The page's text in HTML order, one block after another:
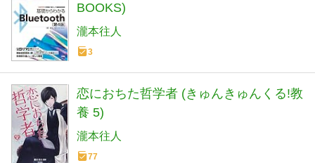
BOOKS)
瀧本往人
3
恋におちた哲学者 (きゅんきゅんくる!教
養 5)
瀧本往人
77